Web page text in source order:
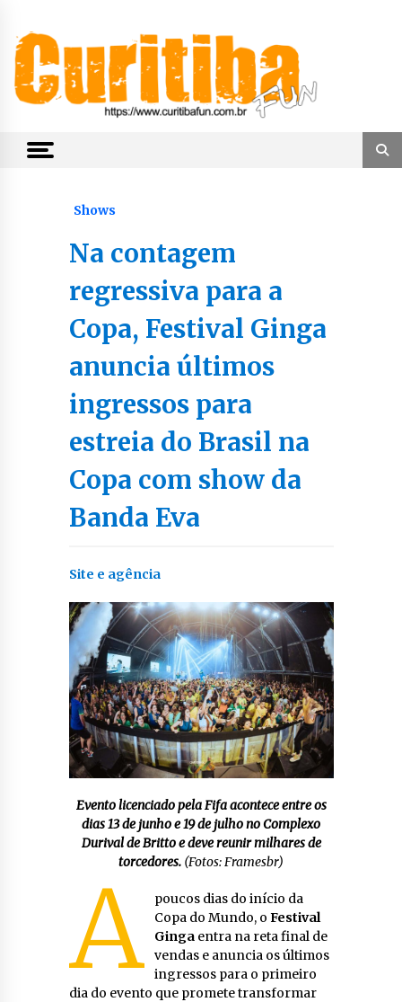
content
CuritibaFun
Shows
Na contagem
regressiva para a
Copa, Festival Ginga
anuncia últimos
ingressos para
estreia do Brasil na
Copa com show da
Banda Eva
Site e agência
Evento licenciado pela Fifa acontece entre os
dias 13 de junho e 19 de julho no Complexo
Durival de Britto e deve reunir milhares de
torcedores. (Fotos: Framesbr)
A
poucos dias do início da
Copa do Mundo, oFestival
Ginga entra na reta final de
vendas e anuncia os últimos
ingressos para o primeiro
dia do evento que promete transformar